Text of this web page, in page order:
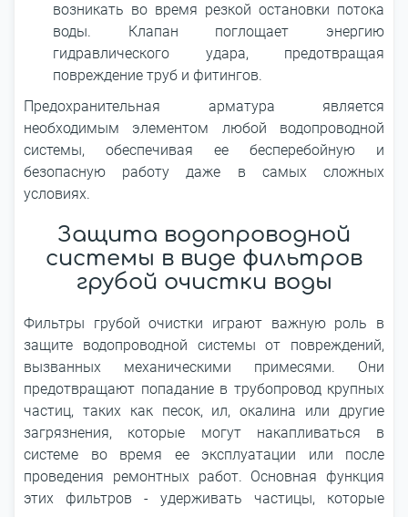
возникать во время резкой остановки потока
воды. Клапан поглощает энергию
гидравлического удара, предотвращая
повреждение труб и фитингов.
Предохранительная арматура является
необходимым элементом любой водопроводной
системы, обеспечивая ее бесперебойную и
безопасную работу даже в самых сложных
условиях.
Защита водопроводной
системы в виде фильтров
грубой очистки воды
Фильтры грубой очистки играют важную роль в
защите водопроводной системы от повреждений,
вызванных механическими примесями. Они
предотвращают попадание в трубопровод крупных
частиц, таких как песок, ил, окалина или другие
загрязнения, которые могут накапливаться в
системе во время ее эксплуатации или после
проведения ремонтных работ. Основная функция
этих фильтров - удерживать частицы, которые